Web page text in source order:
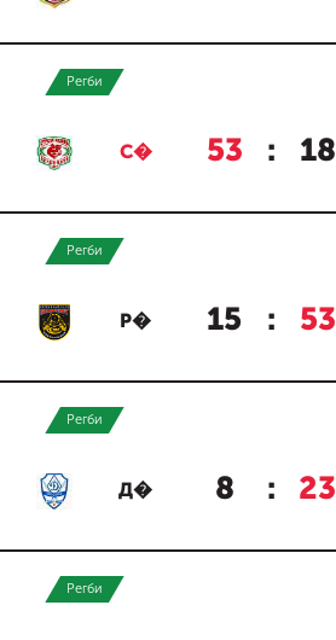
Регби
С� 53 : 18
Регби
Р� 15 : 53
Регби
Д� 8 : 23
Регби